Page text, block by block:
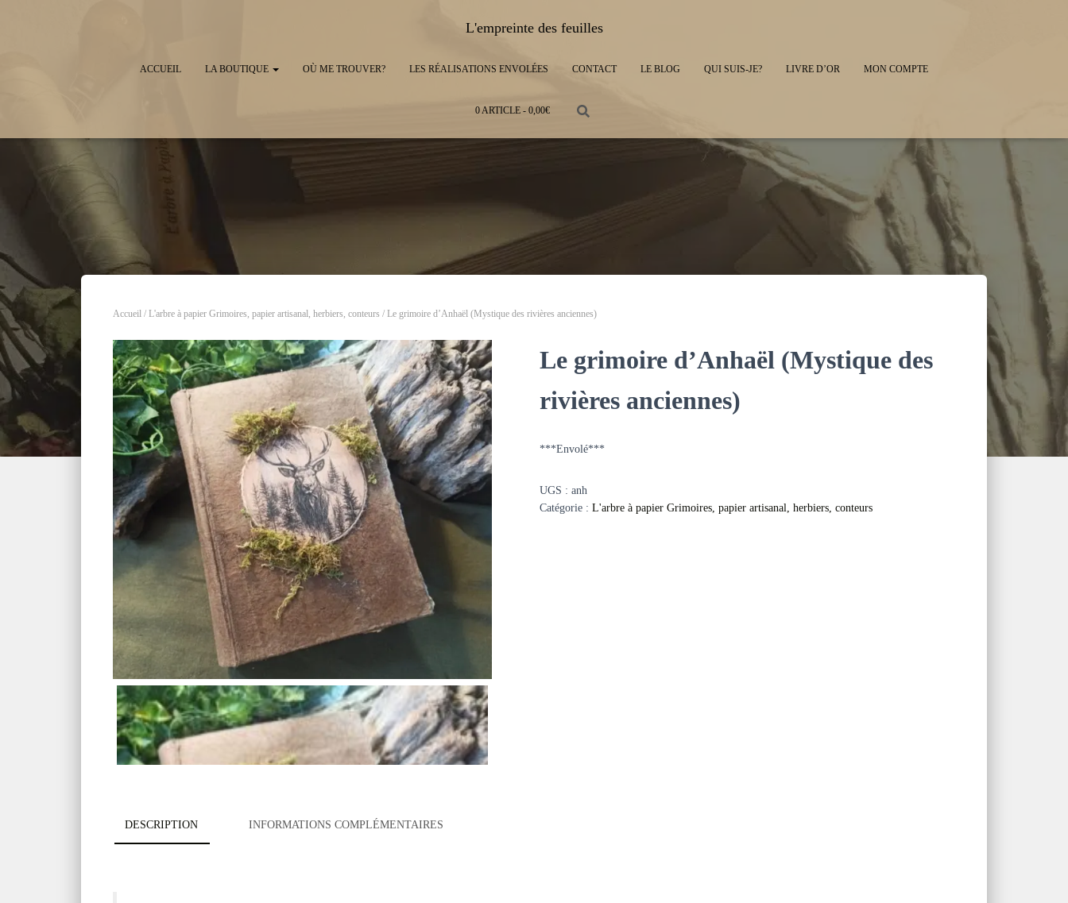
L'empreinte des feuilles
ACCUEIL LA BOUTIQUE OÙ ME TROUVER? LES RÉALISATIONS ENVOLÉES CONTACT LE BLOG QUI SUIS-JE? LIVRE D’OR MON COMPTE
0 ARTICLE 0,00€
Accueil / L'arbre à papier Grimoires, papier artisanal, herbiers, conteurs / Le grimoire d’Anhaël (Mystique des rivières anciennes)
Le grimoire d’Anhaël (Mystique des
rivières anciennes)
***Envolé***
UGS : anh
Catégorie : L'arbre à papier Grimoires, papier artisanal, herbiers, conteurs
DESCRIPTION INFORMATIONS COMPLÉMENTAIRES